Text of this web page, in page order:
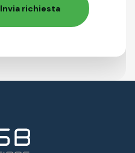
Invia richiesta